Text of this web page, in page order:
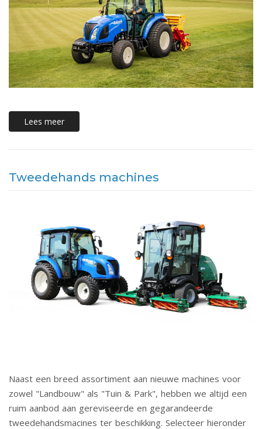
Lees meer
Tweedehands machines
Naast een breed assortiment aan nieuwe machines voor
zowel "Landbouw" als "Tuin & Park", hebben we altijd een
ruim aanbod aan gereviseerde en gegarandeerde
tweedehandsmacines ter beschikking. Selecteer hieronder